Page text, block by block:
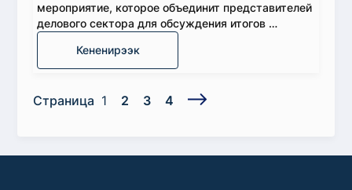
мероприятие, которое объединит представителей
делового сектора для обсуждения итогов …
Кененирээк
Страница 1 2 3 4